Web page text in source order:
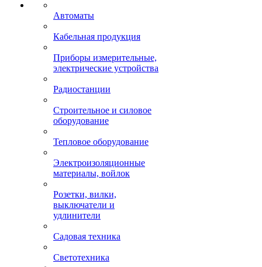
Автоматы
Кабельная продукция
Приборы измерительные,
электрические устройства
Радиостанции
Строительное и силовое
оборудование
Тепловое оборудование
Электроизоляционные
материалы, войлок
Розетки, вилки,
выключатели и
удлинители
Садовая техника
Светотехника